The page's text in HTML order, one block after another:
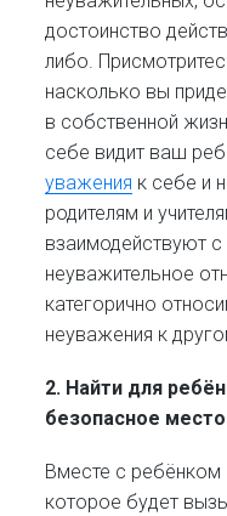
достоинство
либо.
насколько вы
в собственной
себе видит ваш
уважения к себе и
родителям и
взаимодействуют
неуважительное
категорично
неуважения к
2. Найти для
безопасное место
Вместе с ребёнком
которое будет